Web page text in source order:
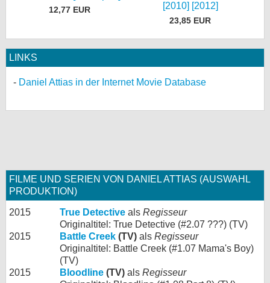
12,77 EUR
[2010] [2012]
23,85 EUR
LINKS
Daniel Attias in der Internet Movie Database
FILME UND SERIEN VON DANIEL ATTIAS (AUSWAHL
PRODUKTION)
2015 True Detective als Regisseur
Originaltitel: True Detective (#2.07 ???) (TV)
2015
Battle Creek (TV) als Regisseur
Originaltitel: Battle Creek (#1.07 Mama's Boy)
(TV)
2015
Bloodline (TV) als Regisseur